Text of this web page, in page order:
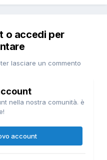
o accedi per
lasciare un commento
nella nostra comunità. è
account